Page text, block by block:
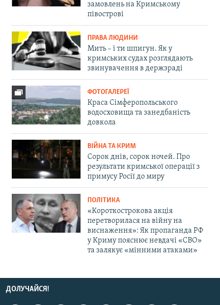
замовлень на Кримському
півострові
ПРАВА ЛЮДИНИ
Мить – і ти шпигун. Як у
кримських судах розглядають
звинувачення в держзраді
ФОТОГАЛЕРЕЇ
Краса Сімферопольського
водосховища та занедбаність
довкола
ВІЙНА ТА КРИМ
Сорок днів, сорок ночей. Про
результати кримської операції з
примусу Росії до миру
ПОЛІТИКА
«Короткострокова акція
перетворилася на війну на
виснаження»: Як пропаганда РФ
у Криму пояснює невдачі «СВО»
та залякує «мінними атаками»
ДОЛУЧАЙСЯ!